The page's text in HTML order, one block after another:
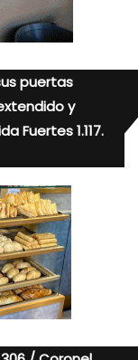
sus puertas
y
Fuertes 1.117.